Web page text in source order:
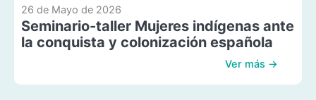
26 de Mayo de 2026
Seminario-taller Mujeres indígenas ante
la conquista y colonización española
Ver más →